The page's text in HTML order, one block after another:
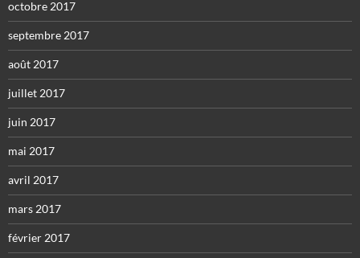
octobre 2017
septembre 2017
août 2017
juillet 2017
juin 2017
mai 2017
avril 2017
mars 2017
février 2017